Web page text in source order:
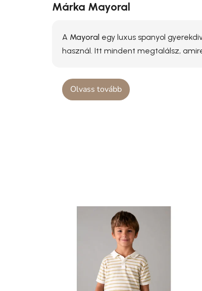
Márka Mayoral
A Mayoral egy luxus spanyol
használ. Itt mindent megtalálsz,
Olvass tovább